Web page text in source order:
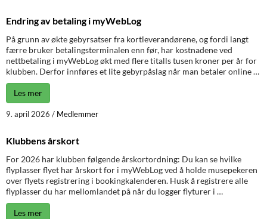
Endring av betaling i myWebLog
På grunn av økte gebyrsatser fra kortleverandørene, og fordi langt
færre bruker betalingsterminalen enn før, har kostnadene ved
nettbetaling i myWebLog økt med flere titalls tusen kroner per år for
klubben. Derfor innføres et lite gebyrpåslag når man betaler online …
Les mer
9. april 2026 / Medlemmer
Klubbens årskort
For 2026 har klubben følgende årskortordning: Du kan se hvilke
flyplasser flyet har årskort for i myWebLog ved å holde musepekeren
over flyets registrering i bookingkalenderen. Husk å registrere alle
flyplasser du har mellomlandet på når du logger flyturer i …
Les mer